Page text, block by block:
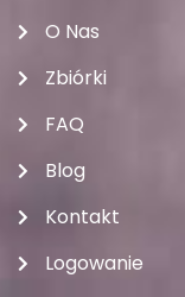
O Nas
Zbiórki
FAQ
Blog
Kontakt
Logowanie